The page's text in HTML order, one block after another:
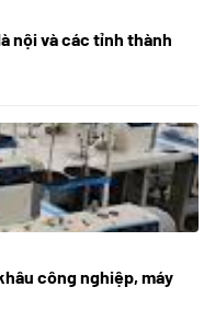
nội và các tỉnh thành
công nghiệp, máy